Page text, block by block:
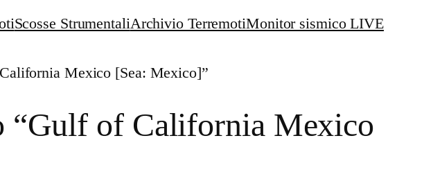
Scosse StrumentaliArchivio TerremotiMonitor sismico LIVE
Mexico [Sea: Mexico]”
“Gulf of California Mexico